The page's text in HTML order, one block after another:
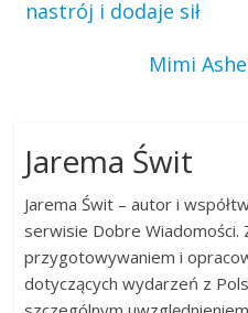
nastrój i dodaje sił
Mimi
Jarema Świt
Jarema Świt – autor i
serwisie Dobre Wiadomości.
przygotowywaniem i
dotyczących wydarzeń z